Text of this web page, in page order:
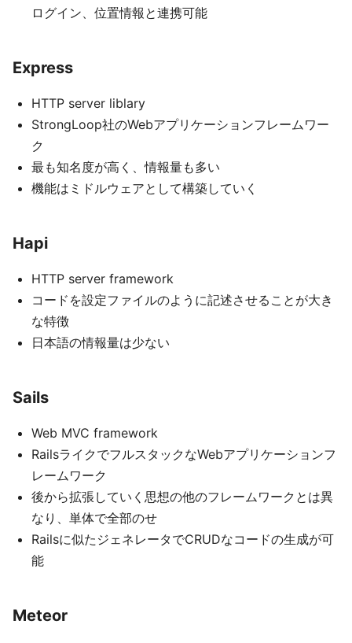
ログイン、位置情報と連携可能
Express
HTTP server liblary
StrongLoop社のWebアプリケーションフレームワー
ク
最も知名度が高く、情報量も多い
機能はミドルウェアとして構築していく
Hapi
HTTP server framework
コードを設定ファイルのように記述させることが大き
な特徴
日本語の情報量は少ない
Sails
Web MVC framework
RailsライクでフルスタックなWebアプリケーションフ
レームワーク
後から拡張していく思想の他のフレームワークとは異
なり、単体で全部のせ
Railsに似たジェネレータでCRUDなコードの生成が可
能
Meteor